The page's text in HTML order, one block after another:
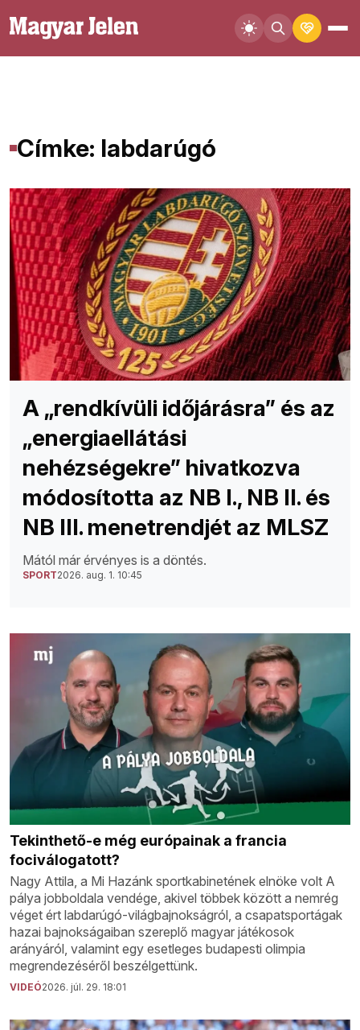
Címke: labdarúgó
A „rendkívüli időjárásra” és az
„energiaellátási
nehézségekre” hivatkozva
módosította az NB I., NB II. és
NB III. menetrendjét az MLSZ
Mától már érvényes is a döntés.
SPORT2026. aug. 1. 10:45
Tekinthető-e még európainak a francia
fociválogatott?
Nagy Attila, a Mi Hazánk sportkabinetének elnöke volt A
pálya jobboldala vendége, akivel többek között a nemrég
véget ért labdarúgó-világbajnokságról, a csapatsportágak
hazai bajnokságaiban szereplő magyar játékosok
arányáról, valamint egy esetleges budapesti olimpia
megrendezéséről beszélgettünk.
VIDEÓ2026. júl. 29. 18:01